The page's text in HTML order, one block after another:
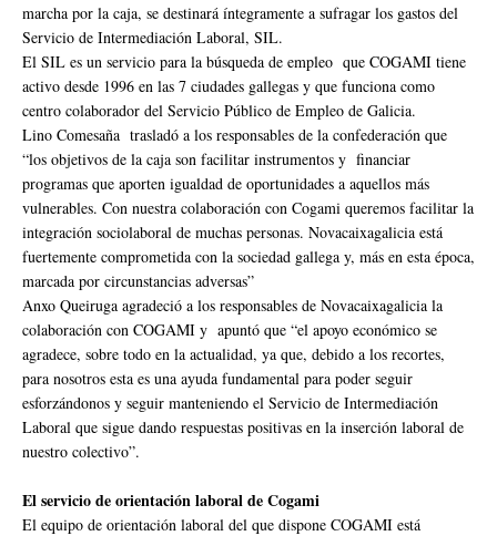
marcha por la caja, se destinará íntegramente a sufragar los gastos del
Servicio de Intermediación Laboral, SIL.
El SIL es un servicio para la búsqueda de empleo que COGAMI tiene
activo desde 1996 en las 7 ciudades gallegas y que funciona como
centro colaborador del Servicio Público de Empleo de Galicia.
Lino Comesaña trasladó a los responsables de la confederación que
“los objetivos de la caja son facilitar instrumentos y financiar
programas que aporten igualdad de oportunidades a aquellos más
vulnerables. Con nuestra colaboración con Cogami queremos facilitar la
integración sociolaboral de muchas personas. Novacaixagalicia está
fuertemente comprometida con la sociedad gallega y, más en esta época,
marcada por circunstancias adversas”
Anxo Queiruga agradeció a los responsables de Novacaixagalicia la
colaboración con COGAMI y apuntó que “el apoyo económico se
agradece, sobre todo en la actualidad, ya que, debido a los recortes,
para nosotros esta es una ayuda fundamental para poder seguir
esforzándonos y seguir manteniendo el Servicio de Intermediación
Laboral que sigue dando respuestas positivas en la inserción laboral de
nuestro colectivo”.
El servicio de orientación laboral de Cogami
El equipo de orientación laboral del que dispone COGAMI está